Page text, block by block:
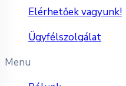
Elérhetőek vagyunk!
Ügyfélszolgálat
Menu